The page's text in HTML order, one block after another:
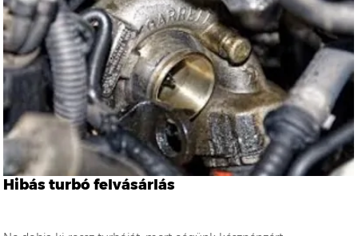
Hibás turbó felvásárlás